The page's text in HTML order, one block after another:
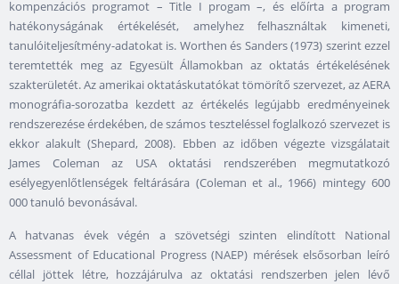
kompenzációs programot – Title I progam –, és előírta a program
hatékonyságának értékelését, amelyhez felhasználtak kimeneti,
tanulóiteljesítmény-adatokat is. Worthen és Sanders (1973) szerint ezzel
teremtették meg az Egyesült Államokban az oktatás értékelésének
szakterületét. Az amerikai oktatáskutatókat tömörítő szervezet, az AERA
monográfia-sorozatba kezdett az értékelés legújabb eredményeinek
rendszerezése érdekében, de számos teszteléssel foglalkozó szervezet is
ekkor alakult (Shepard, 2008). Ebben az időben végezte vizsgálatait
James Coleman az USA oktatási rendszerében megmutatkozó
esélyegyenlőtlenségek feltárására (Coleman et al., 1966) mintegy 600
000 tanuló bevonásával.
A hatvanas évek végén a szövetségi szinten elindított National
Assessment of Educational Progress (NAEP) mérések elsősorban leíró
céllal jöttek létre, hozzájárulva az oktatási rendszerben jelen lévő